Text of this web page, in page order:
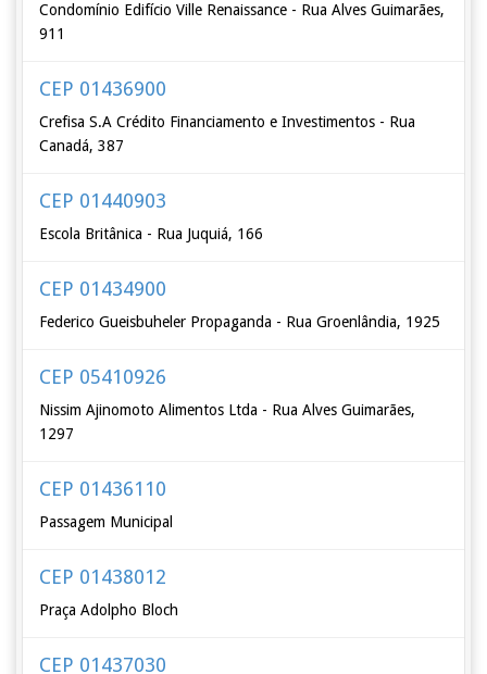
Condomínio Edifício Ville Renaissance - Rua Alves Guimarães,
911
CEP 01436900
Crefisa S.A Crédito Financiamento e Investimentos - Rua
Canadá, 387
CEP 01440903
Escola Britânica - Rua Juquiá, 166
CEP 01434900
Federico Gueisbuheler Propaganda - Rua Groenlândia, 1925
CEP 05410926
Nissim Ajinomoto Alimentos Ltda - Rua Alves Guimarães,
1297
CEP 01436110
Passagem Municipal
CEP 01438012
Praça Adolpho Bloch
CEP 01437030